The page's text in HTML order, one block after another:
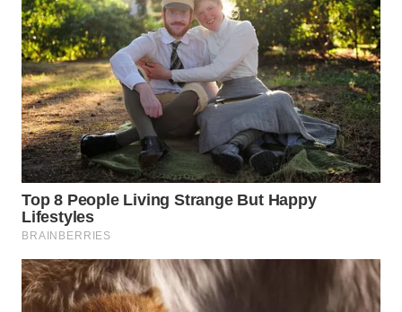
WN
KEPULAUAN
SERIBU
WN
TANGERANG
WN
BINJAI
WN
CIREBON